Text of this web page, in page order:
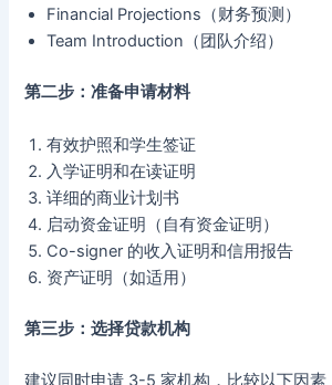
Financial Projections（财务预测）
Team Introduction（团队介绍）
第二步：准备申请材料
有效护照和学生签证
入学证明和在读证明
详细的商业计划书
启动资金证明（自有资金证明）
Co-signer 的收入证明和信用报告
资产证明（如适用）
第三步：选择贷款机构
建议同时申请 3-5 家机构，比较以下因素